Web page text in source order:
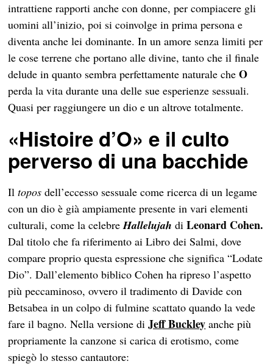
intrattiene rapporti anche con donne, per compiacere gli
uomini all’inizio, poi si coinvolge in prima persona e
diventa anche lei dominante. In un amore senza limiti per
le cose terrene che portano alle divine, tanto che il finale
delude in quanto sembra perfettamente naturale cheO
perda la vita durante una delle sue esperienze sessuali.
Quasi per raggiungere un dio e un altrove totalmente.
«Histoire d’O» e il culto
perverso di una bacchide
Iltopos dell’eccesso sessuale come ricerca di un legame
con un dio è già ampiamente presente in vari elementi
culturali, come la celebreHallelujah diLeonard Cohen.
Dal titolo che fa riferimento ai Libro dei Salmi, dove
compare proprio questa espressione che significa “Lodate
Dio”. Dall’elemento biblico Cohen ha ripreso l’aspetto
più peccaminoso, ovvero il tradimento di Davide con
Betsabea in un colpo di fulmine scattato quando la vede
fare il bagno. Nella versione diJeff Buckley anche più
propriamente la canzone si carica di erotismo, come
spiegò lo stesso cantautore: